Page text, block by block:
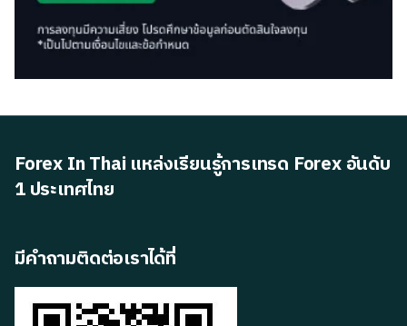
Forex In Thai แหล่งเรียนรู้การเทรด Forex อันดับ
1 ประเทศไทย
มีคำถามติดต่อเราได้ที่